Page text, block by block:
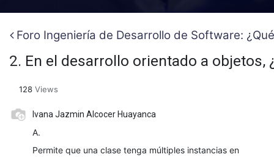
Foro Ingeniería de Desarrollo de Software:
2. En el desarrollo orientado a
128 Views
Ivana Jazmin Alcocer Huayanca
A.
Permite que una clase tenga múltiples instancias en